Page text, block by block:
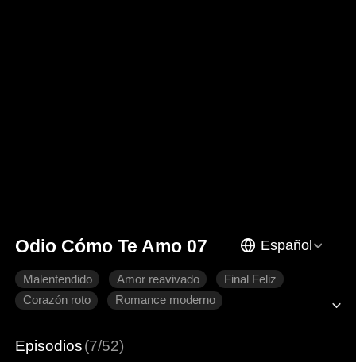
Odio Cómo Te Amo 07 Español
Malentendido Amor reavivado
Final Feliz
Corazón roto
Romance moderno
Episodios(7/52)